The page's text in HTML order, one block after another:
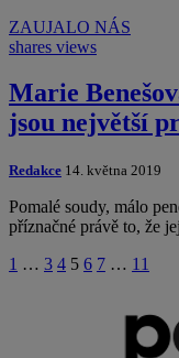
ZAUJALO NÁS
shares views
Marie
jsou největší
Redakce 14. května 2019
Pomalé soudy, málo
příznačné právě to, že
1 … 3 4 5 6 7 … 11